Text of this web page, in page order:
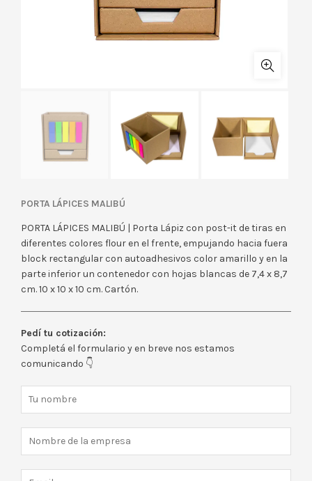
PORTA LÁPICES MALIBÚ
PORTA LÁPICES MALIBÚ | Porta Lápiz con post-it de tiras en
diferentes colores flour en el frente, empujando hacia fuera
block rectangular con autoadhesivos color amarillo y en la
parte inferior un contenedor con hojas blancas de 7,4 x 8,7
cm. 10 x 10 x 10 cm. Cartón.
Pedí tu cotización:
Completá el formulario y en breve nos estamos
comunicando 👇